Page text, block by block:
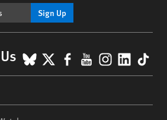
Sign Up
BlueSky
X Facebook
YouTube